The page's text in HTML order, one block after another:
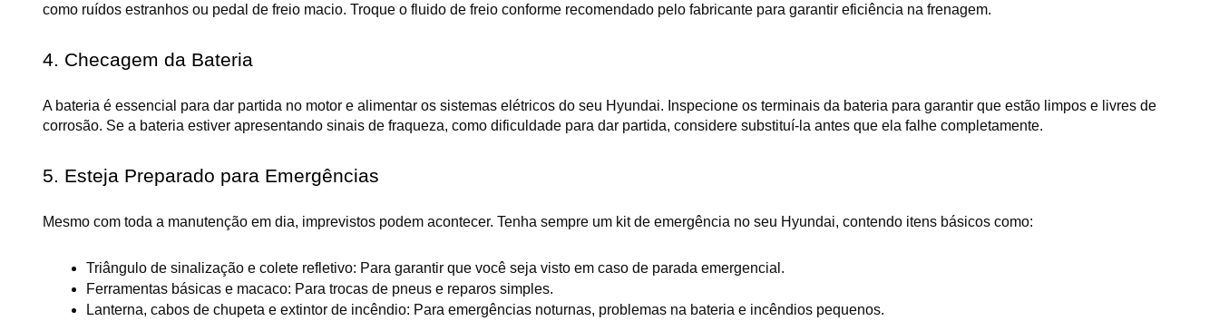
como ruídos estranhos ou pedal de freio macio. Troque o fluido de freio conforme recomendado pelo fabricante para garantir eficiência na frenagem.
4. Checagem da Bateria
A bateria é essencial para dar partida no motor e alimentar os sistemas elétricos do seu Hyundai. Inspecione os terminais da bateria para garantir que estão limpos e livres de
corrosão. Se a bateria estiver apresentando sinais de fraqueza, como dificuldade para dar partida, considere substituí-la antes que ela falhe completamente.
5. Esteja Preparado para Emergências
Mesmo com toda a manutenção em dia, imprevistos podem acontecer. Tenha sempre um kit de emergência no seu Hyundai, contendo itens básicos como:
Triângulo de sinalização e colete refletivo: Para garantir que você seja visto em caso de parada emergencial.
Ferramentas básicas e macaco: Para trocas de pneus e reparos simples.
Lanterna, cabos de chupeta e extintor de incêndio: Para emergências noturnas, problemas na bateria e incêndios pequenos.